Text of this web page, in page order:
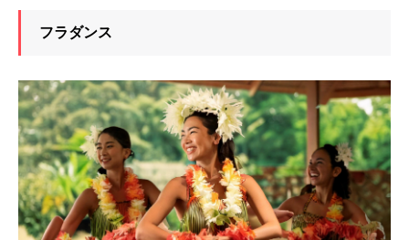
フラダンス